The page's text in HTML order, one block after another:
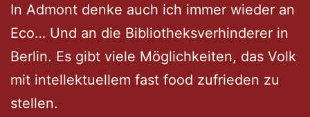
In Admont denke auch ich immer wieder an
Eco… Und an die Bibliotheksverhinderer in
Berlin. Es gibt viele Möglichkeiten, das Volk
mit intellektuellem fast food zufrieden zu
stellen.